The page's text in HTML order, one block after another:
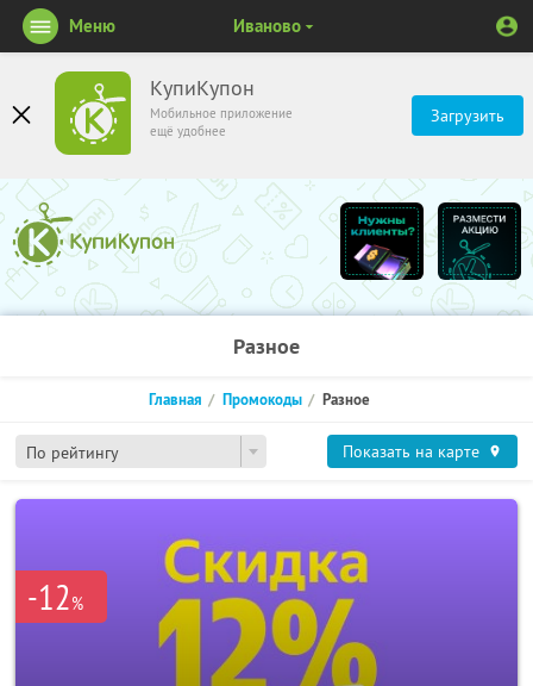
КупиКупон
Мобильное приложение
ещё удобнее
Загрузить
Меню Иваново
Разное
По рейтингу
Главная Промокоды Разное
Показать на карте
-12%